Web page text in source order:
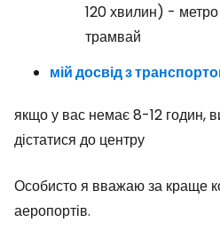
120 хвилин) -
трамвай
мій досвід з
якщо у вас немає 8-12 годин,
дістатися до центру
Особисто я вважаю за краще
аеропортів.